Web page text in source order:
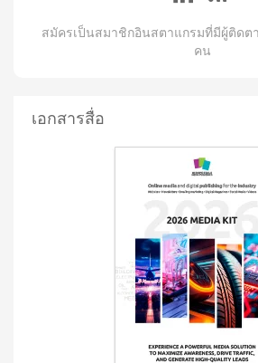
สมัครเป็นสมาชิกอินสตาแกรมที่มีผู้ติดต
คน
เอกสารสื่อ